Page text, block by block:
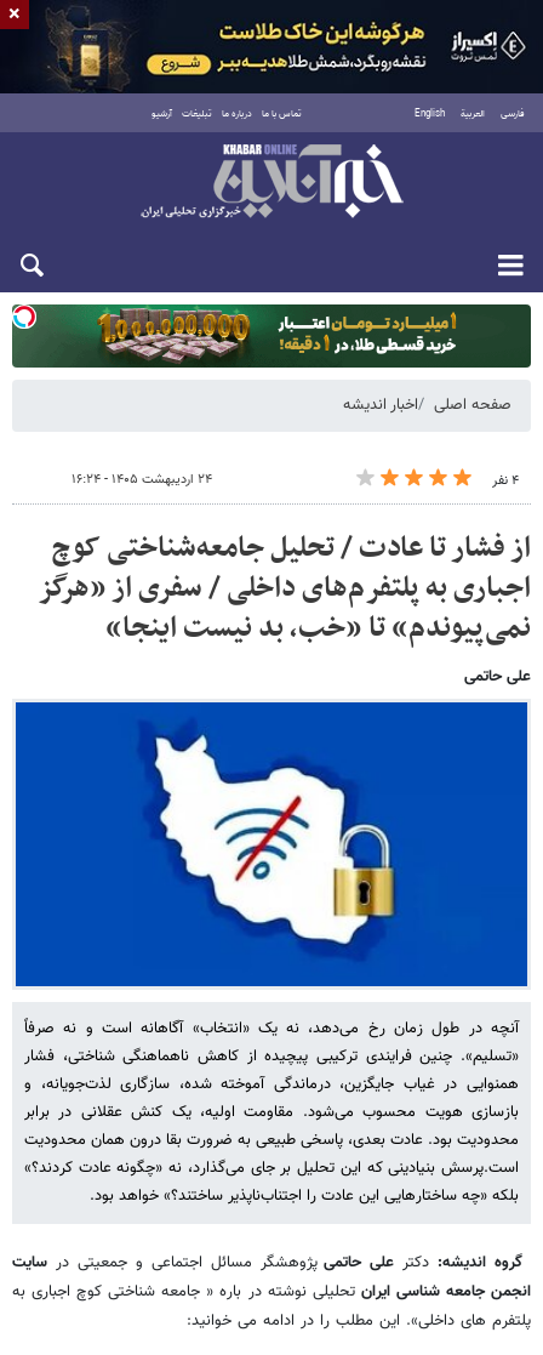
فارسی العربية English تماس با ما درباره ما تبلیغات آرشیو
یکشنبه ۱۸ مرداد ۱۴۰۵
صفحه اصلی اخبار اندیشه
۴ نفر ۲۴ اردیبهشت ۱۴۰۵ - ۱۶:۲۴
از فشار تا عادت / تحلیل جامعه‌شناختی کوچ
اجباری به پلتفرم‌های داخلی / سفری از «هرگز
نمی‌پیوندم» تا «خب، بد نیست اینجا»
علی حاتمی
آنچه در طول زمان رخ می‌دهد، نه یک «انتخاب» آگاهانه است و نه صرفاً
«تسلیم». چنین فرایندی ترکیبی پیچیده از کاهش ناهماهنگی شناختی، فشار
همنوایی در غیاب جایگزین، درماندگی آموخته شده، سازگاری لذت‌جویانه، و
بازسازی هویت محسوب می‌شود. مقاومت اولیه، یک کنش عقلانی در برابر
محدودیت بود. عادت بعدی، پاسخی طبیعی به ضرورت بقا درون همان محدودیت
است.پرسش بنیادینی که این تحلیل بر جای می‌گذارد، نه «چگونه عادت کردند؟»
بلکه «چه ساختارهایی این عادت را اجتناب‌ناپذیر ساختند؟» خواهد بود.
گروه اندیشه: دکتر علی حاتمی پژوهشگر مسائل اجتماعی و جمعیتی در سایت
انجمن جامعه شناسی ایران تحلیلی نوشته در باره « جامعه شناختی کوچ اجباری به
پلتفرم های داخلی». این مطلب را در ادامه می خوانید:
×